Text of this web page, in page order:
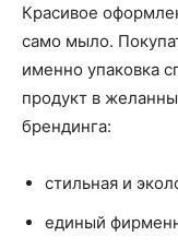
Красивое
само мыло.
именно упаковка
продукт в
брендинга:
стильная и
единый